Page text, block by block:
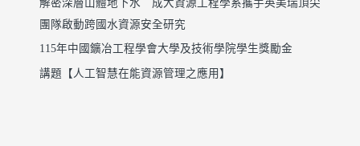
解密深層山體地下水 成大資源工程學系攜手英美瑞頂尖
團隊啟動跨國水資源安全研究
115年中國鑛冶工程學會大學及技術學院學生獎勵金
講題【人工智慧在能資源管理之應用】